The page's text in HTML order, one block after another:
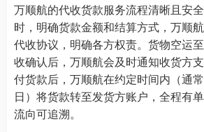
万顺航的代收货款服务流程清晰且安
时，明确货款金额和结算方式，万顺
代收协议，明确各方权责。货物空运
收确认后，万顺航会及时通知收货方
付货款后，万顺航在约定时间内（通
日）将货款转至发货方账户，全程有
流向可追溯。